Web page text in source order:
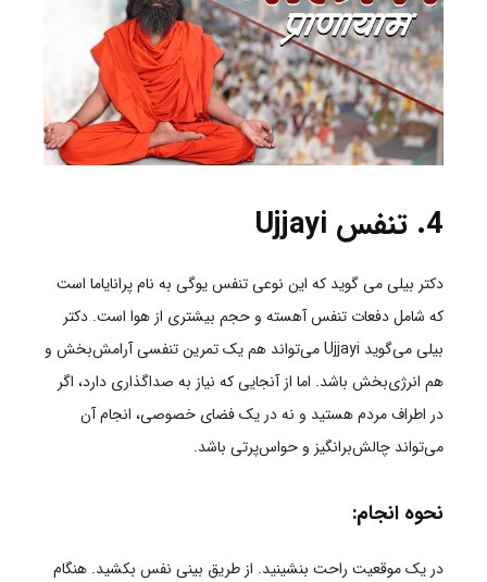
4. تنفس
دکتر بیلی می گوید که این نوعی تنفس یوگی به نام پرانایاما است
که شامل دفعات تنفس آهسته و حجم بیشتری از هوا است. دکتر
بیلی می‌گوید Ujjayi می‌تواند هم یک تمرین تنفسی آرامش‌بخش و
هم انرژی‌بخش باشد. اما از آنجایی که نیاز به صداگذاری دارد، اگر
در اطراف مردم هستید و نه در یک فضای خصوصی، انجام آن
می‌تواند چالش‌برانگیز و حواس‌پرتی باشد.
نحوه انجام:
در یک موقعیت راحت بنشینید. از طریق بینی نفس بکشید. هنگام